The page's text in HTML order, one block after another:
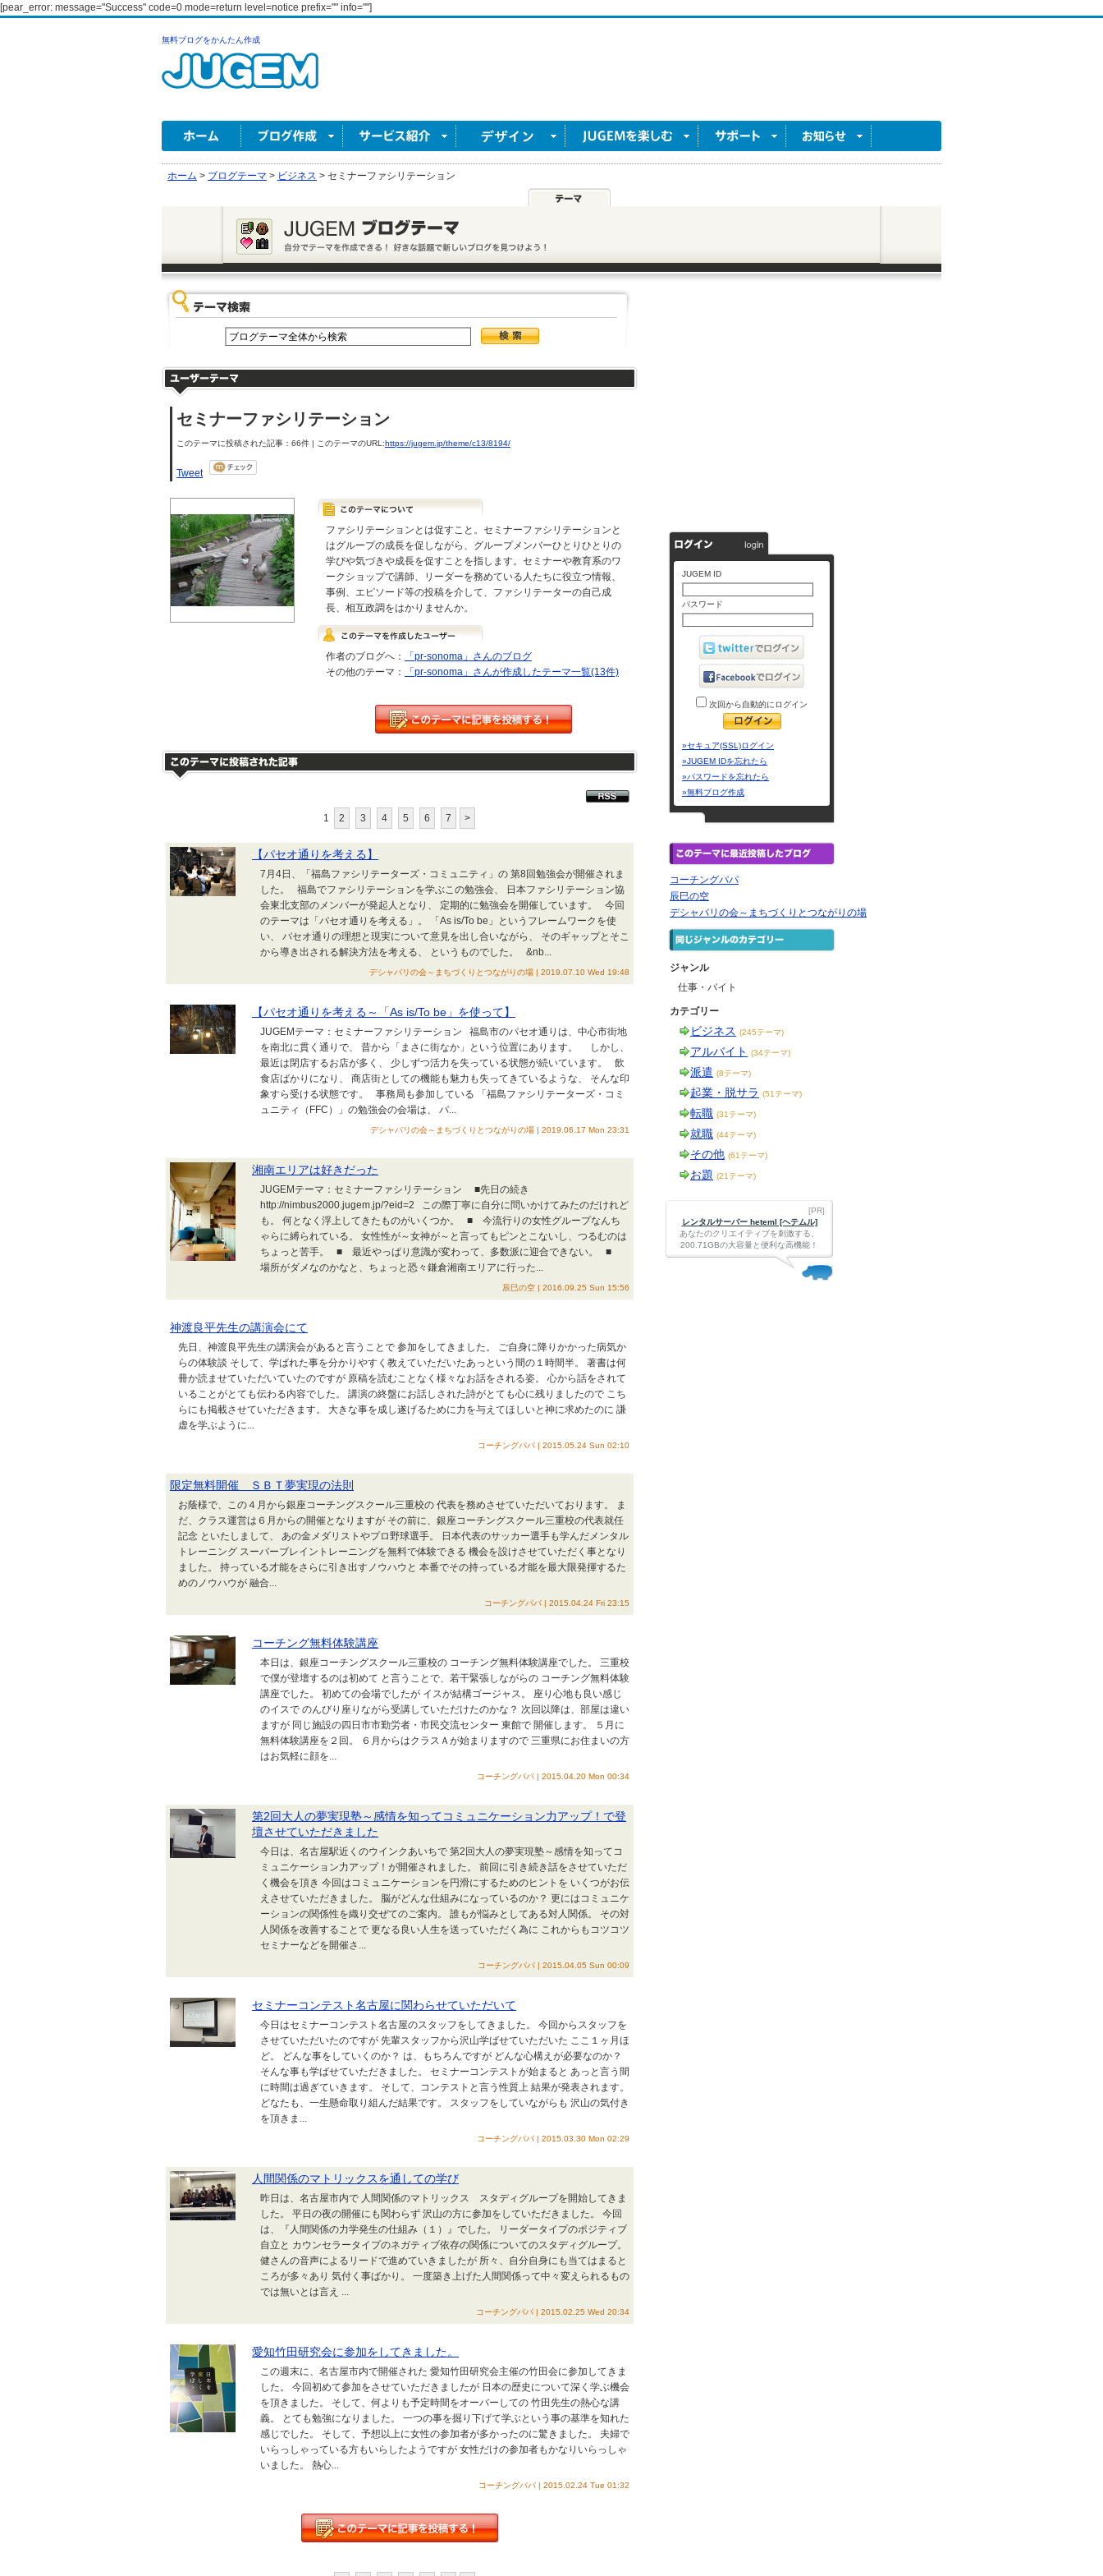
[pear_error: message="Success" code=0 mode=return level=notice prefix="" info=""]
無料ブログをかんたん作成
ホーム > ブログテーマ > ビジネス > セミナーファシリテーション
セミナーファシリテーション
このテーマに投稿された記事：66件 | このテーマのURL:https://jugem.jp/theme/c13/8194/
Tweet
ファシリテーションとは促すこと。セミナーファシリテーションと
はグループの成長を促しながら、グループメンバーひとりひとりの
学びや気づきや成長を促すことを指します。セミナーや教育系のワ
ークショップで講師、リーダーを務めている人たちに役立つ情報、
事例、エピソード等の投稿を介して、ファシリテーターの自己成
長、相互政調をはかりませんか。
作者のブログへ：
「pr-sonoma」さんのブログ
その他のテーマ：
「pr-sonoma」さんが作成したテーマ一覧(13件)
1 2 3 4 5 6 7 >
【パセオ通りを考える】
7月4日、「福島ファシリテーターズ・コミュニティ」の 第8回勉強会が開催されま
した。 福島でファシリテーションを学ぶこの勉強会、 日本ファシリテーション協
会東北支部のメンバーが発起人となり、 定期的に勉強会を開催しています。 今回
のテーマは「パセオ通りを考える」。 「As is/To be」というフレームワークを使
い、 パセオ通りの理想と現実について意見を出し合いながら、 そのギャップとそこ
から導き出される解決方法を考える、 というものでした。 &nb...
デシャバリの会～まちづくりとつながりの場 | 2019.07.10 Wed 19:48
【パセオ通りを考える～「As is/To be」を使って】
JUGEMテーマ：セミナーファシリテーション 福島市のパセオ通りは、中心市街地
を南北に貫く通りで、 昔から「まさに街なか」という位置にあります。 しかし、
最近は閉店するお店が多く、 少しずつ活力を失っている状態が続いています。 飲
食店ばかりになり、 商店街としての機能も魅力も失ってきているような、 そんな印
象すら受ける状態です。 事務局も参加している 「福島ファシリテーターズ・コミ
ュニティ（FFC）」の勉強会の会場は、 パ...
デシャバリの会～まちづくりとつながりの場 | 2019.06.17 Mon 23:31
湘南エリアは好きだった
JUGEMテーマ：セミナーファシリテーション ■先日の続き
http://nimbus2000.jugem.jp/?eid=2 この際丁寧に自分に問いかけてみたのだけれど
も。 何となく浮上してきたものがいくつか。 ■ 今流行りの女性グループなんち
ゃらに縛られている。 女性性が～女神が～と言ってもピンとこないし、つるむのは
ちょっと苦手。 ■ 最近やっぱり意識が変わって、多数派に迎合できない。 ■
場所がダメなのかなと、ちょっと恐々鎌倉湘南エリアに行った...
辰巳の空 | 2016.09.25 Sun 15:56
神渡良平先生の講演会にて
先日、神渡良平先生の講演会があると言うことで 参加をしてきました。 ご自身に降りかかった病気か
らの体験談 そして、学ばれた事を分かりやすく教えていただいたあっという間の１時間半。 著書は何
冊か読ませていただいていたのですが 原稿を読むことなく様々なお話をされる姿。 心から話をされて
いることがとても伝わる内容でした。 講演の終盤にお話しされた詩がとても心に残りましたので こち
らにも掲載させていただきます。 大きな事を成し遂げるために力を与えてほしいと神に求めたのに 謙
虚を学ぶように...
コーチングパパ | 2015.05.24 Sun 02:10
限定無料開催 ＳＢＴ夢実現の法則
お蔭様で、この４月から銀座コーチングスクール三重校の 代表を務めさせていただいております。 ま
だ、クラス運営は６月からの開催となりますが その前に、銀座コーチングスクール三重校の代表就任
記念 といたしまして、 あの金メダリストやプロ野球選手。 日本代表のサッカー選手も学んだメンタル
トレーニング スーパーブレイントレーニングを無料で体験できる 機会を設けさせていただく事となり
ました。 持っている才能をさらに引き出すノウハウと 本番でその持っている才能を最大限発揮するた
めのノウハウが 融合...
コーチングパパ | 2015.04.24 Fri 23:15
コーチング無料体験講座
本日は、銀座コーチングスクール三重校の コーチング無料体験講座でした。 三重校
で僕が登壇するのは初めて と言うことで、若干緊張しながらの コーチング無料体験
講座でした。 初めての会場でしたが イスが結構ゴージャス。 座り心地も良い感じ
のイスで のんびり座りながら受講していただけたのかな？ 次回以降は、部屋は違い
ますが 同じ施設の四日市市勤労者・市民交流センター 東館で 開催します。 ５月に
無料体験講座を２回。 ６月からはクラスＡが始まりますので 三重県にお住まいの方
はお気軽に顔を...
コーチングパパ | 2015.04.20 Mon 00:34
第2回大人の夢実現塾～感情を知ってコミュニケーション力アップ！で登
壇させていただきました
今日は、名古屋駅近くのウインクあいちで 第2回大人の夢実現塾～感情を知ってコ
ミュニケーション力アップ！が開催されました。 前回に引き続き話をさせていただ
く機会を頂き 今回はコミュニケーションを円滑にするためのヒントを いくつがお伝
えさせていただきました。 脳がどんな仕組みになっているのか？ 更にはコミュニケ
ーションの関係性を織り交ぜてのご案内。 誰もが悩みとしてある対人関係。 その対
人関係を改善することで 更なる良い人生を送っていただく為に これからもコツコツ
セミナーなどを開催さ...
コーチングパパ | 2015.04.05 Sun 00:09
セミナーコンテスト名古屋に関わらせていただいて
今日はセミナーコンテスト名古屋のスタッフをしてきました。 今回からスタッフを
させていただいたのですが 先輩スタッフから沢山学ばせていただいた ここ１ヶ月ほ
ど。 どんな事をしていくのか？ は、もちろんですが どんな心構えが必要なのか？
そんな事も学ばせていただきました。 セミナーコンテストが始まると あっと言う間
に時間は過ぎていきます。 そして、コンテストと言う性質上 結果が発表されます。
どなたも、一生懸命取り組んだ結果です。 スタッフをしていながらも 沢山の気付き
を頂きま...
コーチングパパ | 2015.03.30 Mon 02:29
人間関係のマトリックスを通しての学び
昨日は、名古屋市内で 人間関係のマトリックス スタディグループを開始してきま
した。 平日の夜の開催にも関わらず 沢山の方に参加をしていただきました。 今回
は、『人間関係の力学発生の仕組み（１）』でした。 リーダータイプのポジティブ
自立と カウンセラータイプのネガティブ依存の関係についてのスタディグループ。
健さんの音声によるリードで進めていきましたが 所々、自分自身にも当てはまると
ころが多々あり 気付く事ばかり。 一度築き上げた人間関係って中々変えられるもの
では無いとは言え ...
コーチングパパ | 2015.02.25 Wed 20:34
愛知竹田研究会に参加をしてきました。
この週末に、名古屋市内で開催された 愛知竹田研究会主催の竹田会に参加してきま
した。 今回初めて参加をさせていただきましたが 日本の歴史について深く学ぶ機会
を頂きました。 そして、何よりも予定時間をオーバーしての 竹田先生の熱心な講
義。 とても勉強になりました。 一つの事を掘り下げて学ぶという事の基準を知れた
感じでした。 そして、予想以上に女性の参加者が多かったのに驚きました。 夫婦で
いらっしゃっている方もいらしたようですが 女性だけの参加者もかなりいらっしゃ
いました。 熱心...
コーチングパパ | 2015.02.24 Tue 01:32
JUGEM ID
パスワード
次回から自動的にログイン
»セキュア(SSL)ログイン
»JUGEM IDを忘れたら
»パスワードを忘れたら
»無料ブログ作成
コーチングパパ
辰巳の空
デシャバリの会～まちづくりとつながりの場
ジャンル
仕事・バイト
カテゴリー
ビジネス (245テーマ)
アルバイト (34テーマ)
派遣 (8テーマ)
起業・脱サラ (51テーマ)
転職 (31テーマ)
就職 (44テーマ)
その他 (61テーマ)
お題 (21テーマ)
[PR]
レンタルサーバー heteml [ヘテムル]
あなたのクリエイティブを刺激する、
200.71GBの大容量と便利な高機能！